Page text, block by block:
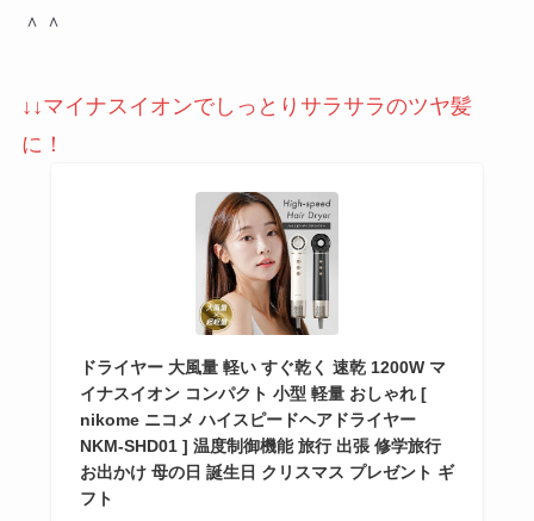
＾＾
↓↓マイナスイオンでしっとりサラサラのツヤ髪
に！
ドライヤー 大風量 軽い すぐ乾く 速乾 1200W マ
イナスイオン コンパクト 小型 軽量 おしゃれ [
nikome ニコメ ハイスピードヘアドライヤー
NKM-SHD01 ] 温度制御機能 旅行 出張 修学旅行
お出かけ 母の日 誕生日 クリスマス プレゼント ギ
フト